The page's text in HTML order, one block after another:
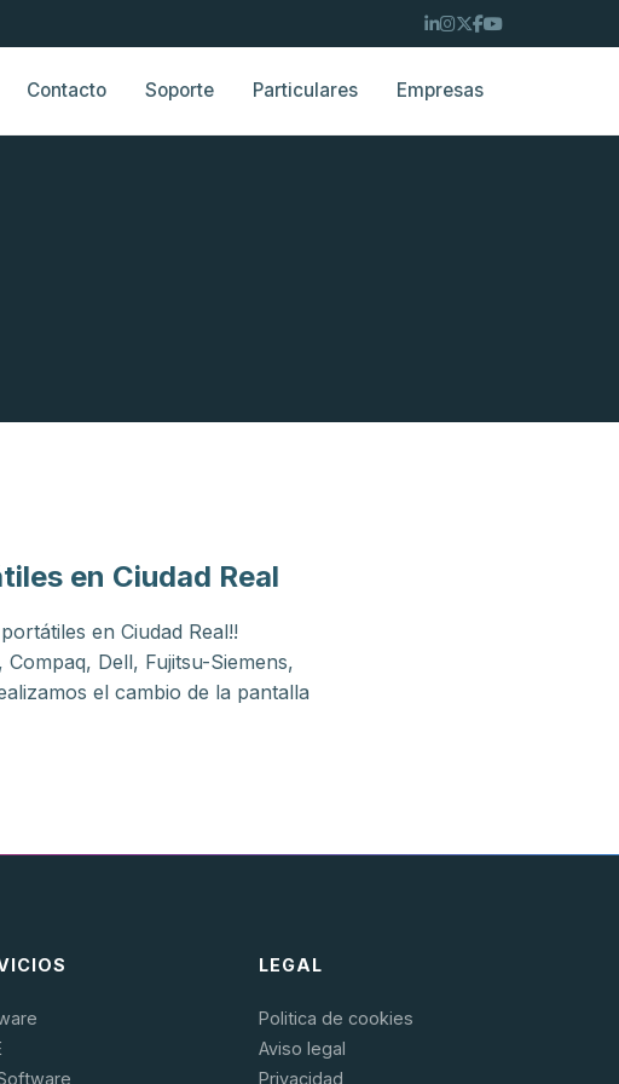
Contacto Soporte Particulares Empresas
en Ciudad Real
en Ciudad Real!!
Dell, Fujitsu-Siemens,
el cambio de la pantalla
LEGAL
Politica de cookies
Aviso legal
Privacidad